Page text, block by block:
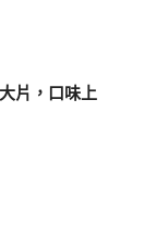
片，口味上